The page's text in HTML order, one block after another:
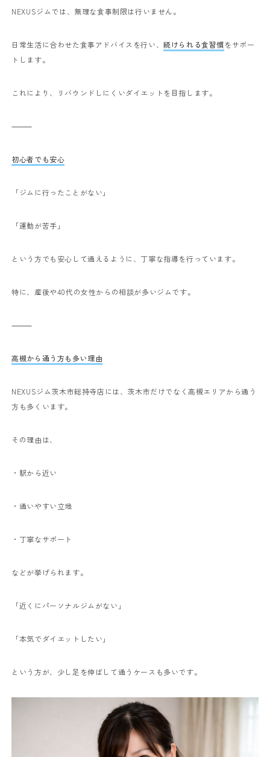
NEXUSジムでは、無理な食事制限は行いません。
日常生活に合わせた食事アドバイスを行い、続けられる食習慣をサポー
トします。
これにより、リバウンドしにくいダイエットを目指します。
⸻
初心者でも安心
「ジムに行ったことがない」
「運動が苦手」
という方でも安心して通えるように、丁寧な指導を行っています。
特に、産後や40代の女性からの相談が多いジムです。
⸻
高槻から通う方も多い理由
NEXUSジム茨木市総持寺店には、茨木市だけでなく高槻エリアから通う
方も多くいます。
その理由は、
・駅から近い
・通いやすい立地
・丁寧なサポート
などが挙げられます。
「近くにパーソナルジムがない」
「本気でダイエットしたい」
という方が、少し足を伸ばして通うケースも多いです。